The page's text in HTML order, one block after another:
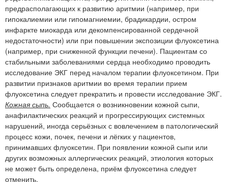
предрасполагающих к развитию аритмии (например, при
гипокалиемии или гипомагниемии, брадикардии, остром
инфаркте миокарда или декомпенсированной сердечной
недостаточности) или при повышении экспозиции флуоксетина
(например, при сниженной функции печени). Пациентам со
стабильными заболеваниями сердца необходимо проводить
исследование ЭКГ перед началом терапии флуоксетином. При
развитии признаков аритмии во время терапии прием
флуоксетина следует прекратить и провести исследование ЭКГ.
Кожная сыпь. Сообщается о возникновении кожной сыпи,
анафилактических реакций и прогрессирующих системных
нарушений, иногда серьёзных с вовлечением в патологический
процесс кожи, почек, печени и лёгких у пациентов,
принимавших флуоксетин. При появлении кожной сыпи или
других возможных аллергических реакций, этиология которых
не может быть определена, приём флуоксетина следует
отменить.